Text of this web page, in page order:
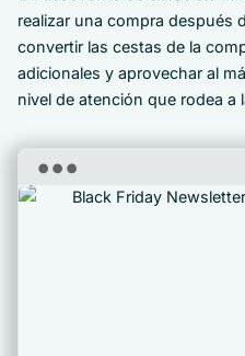
realizar una compra después
convertir las cestas de la
adicionales y aprovechar al
nivel de atención que rodea a